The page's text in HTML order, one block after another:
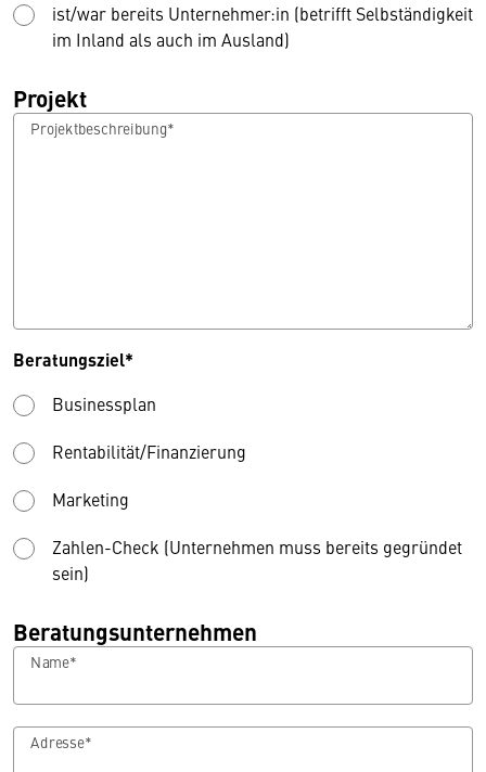
ist/war bereits Unternehmer:in (betrifft Selbständigkeit
im Inland als auch im Ausland)
Projekt
Projektbeschreibung*
Beratungsziel*
Businessplan
Rentabilität/Finanzierung
Marketing
Zahlen-Check (Unternehmen muss bereits gegründet
sein)
Beratungsunternehmen
Name*
Adresse*